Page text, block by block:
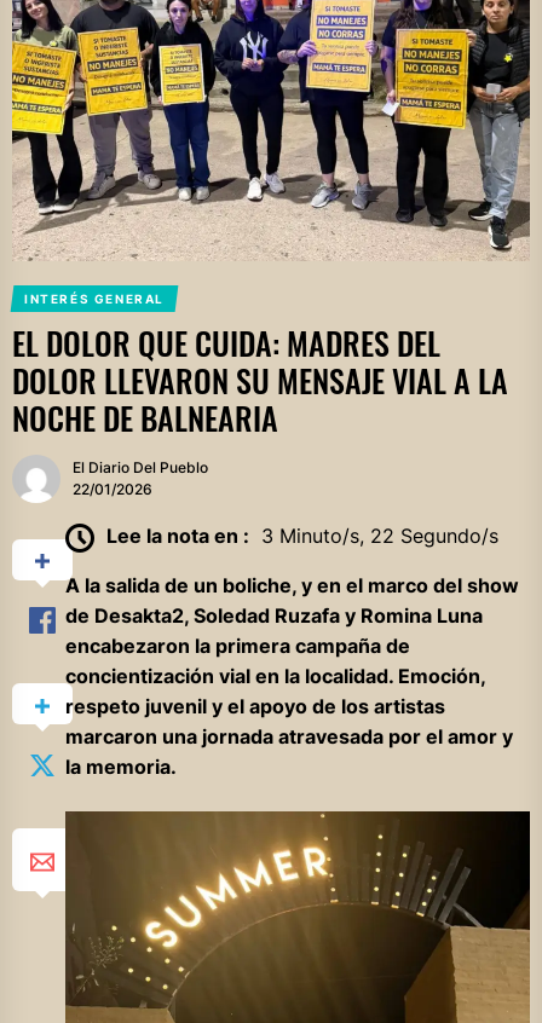
INTERÉS GENERAL
EL DOLOR QUE CUIDA: MADRES DEL
DOLOR LLEVARON SU MENSAJE VIAL A LA
NOCHE DE BALNEARIA
El Diario Del Pueblo
22/01/2026
Lee la nota en : 3 Minuto/s, 22 Segundo/s
A la salida de un boliche, y en el marco del show
de Desakta2, Soledad Ruzafa y Romina Luna
encabezaron la primera campaña de
concientización vial en la localidad. Emoción,
respeto juvenil y el apoyo de los artistas
marcaron una jornada atravesada por el amor y
la memoria.